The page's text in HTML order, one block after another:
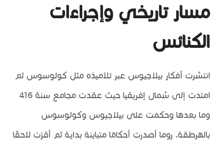
مسار تاريخي وإجراءات
الكنائس
انتشرت أفكار بيلاجيوس عبر تلاميذه مثل كولوسوس ثم
امتدت إلى شمال إفريقيا حيث عقدت مجامع سنة 416
وما بعدها وحكمت على بيلاجيوس وكولوسوس
بالهرطقة. روما أصدرت أحكامًا متباينة بداية ثم أقرّت لاحقًا